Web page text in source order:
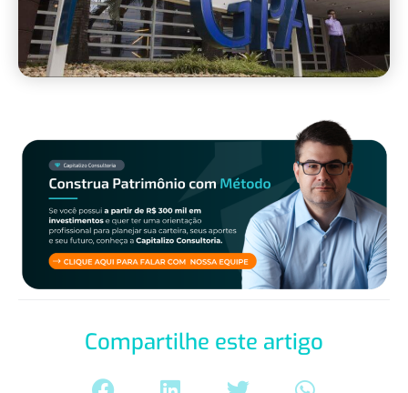
Compartilhe este artigo